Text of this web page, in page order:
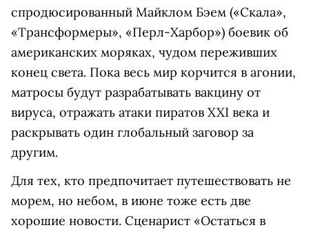
спродюсированный Майклом Бэем («Скала»,
«Трансформеры», «Перл-Харбор») боевик об
американских моряках, чудом переживших
конец света. Пока весь мир корчится в агонии,
матросы будут разрабатывать вакцину от
вируса, отражать атаки пиратов XXI века и
раскрывать один глобальный заговор за
другим.
Для тех, кто предпочитает путешествовать не
морем, но небом, в июне тоже есть две
хорошие новости. Сценарист «Остаться в